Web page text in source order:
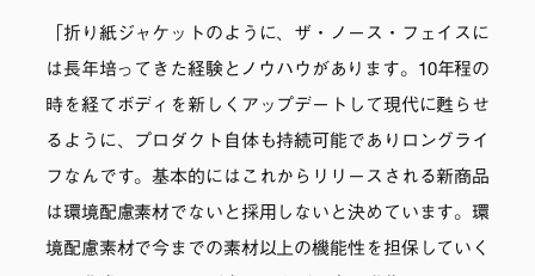
「折り紙ジャケットのように、ザ・ノース・フェイスに
は長年培ってきた経験とノウハウがあります。10年程の
時を経てボディを新しくアップデートして現代に甦らせ
るように、プロダクト自体も持続可能でありロングライ
フなんです。基本的にはこれからリリースされる新商品
は環境配慮素材でないと採用しないと決めています。環
境配慮素材で今までの素材以上の機能性を担保していく